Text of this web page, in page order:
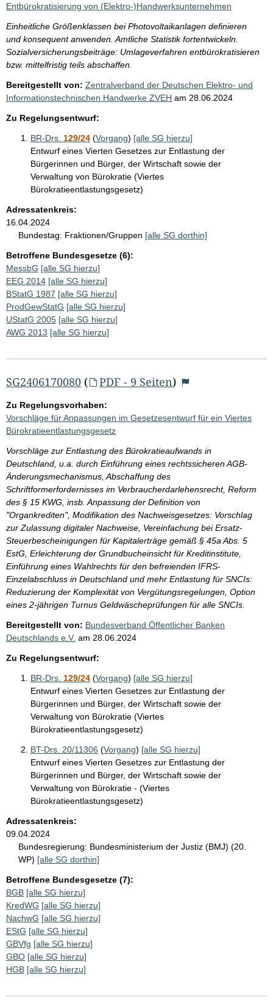
Entbürokratisierung von (Elektro-)Handwerksunternehmen
Einheitliche Größenklassen bei Photovoltaikanlagen definieren
und konsequent anwenden. Amtliche Statistik fortentwickeln.
Sozialversicherungsbeiträge: Umlageverfahren entbürokratisieren
bzw. mittelfristig teils abschaffen.
Bereitgestellt von: Zentralverband der Deutschen Elektro- und
Informationstechnischen Handwerke ZVEH am 28.06.2024
Zu Regelungsentwurf:
BR-Drs. 129/24 (Vorgang) [alle SG hierzu]
Entwurf eines Vierten Gesetzes zur Entlastung der
Bürgerinnen und Bürger, der Wirtschaft sowie der
Verwaltung von Bürokratie (Viertes
Bürokratieentlastungsgesetz)
Adressatenkreis:
16.04.2024
Bundestag: Fraktionen/Gruppen [alle SG dorthin]
Betroffene Bundesgesetze (6):
MessbG [alle SG hierzu]
EEG 2014 [alle SG hierzu]
BStatG 1987 [alle SG hierzu]
ProdGewStatG [alle SG hierzu]
UStatG 2005 [alle SG hierzu]
AWG 2013 [alle SG hierzu]
SG2406170080 ( PDF - 9 Seiten)
Zu Regelungsvorhaben:
Vorschläge für Anpassungen im Gesetzesentwurf für ein Viertes
Bürokratieentlastungsgesetz
Vorschläge zur Entlastung des Bürokratieaufwands in
Deutschland, u.a. durch Einführung eines rechtssicheren AGB-
Änderungsmechanismus, Abschaffung des
Schriftformerfordernisses im Verbraucherdarlehensrecht, Reform
des § 15 KWG, insb. Anpassung der Definition von
"Organkrediten", Modifikation des Nachweisgesetzes: Vorschlag
zur Zulassung digitaler Nachweise, Vereinfachung bei Ersatz-
Steuerbescheinigungen für Kapitalerträge gemäß § 45a Abs. 5
EstG, Erleichterung der Grundbucheinsicht für Kreditinstitute,
Einführung eines Wahlrechts für den befreienden IFRS-
Einzelabschluss in Deutschland und mehr Entlastung für SNCIs:
Reduzierung der Komplexität von Vergütungsregelungen, Option
eines 2-jährigen Turnus Geldwäscheprüfungen für alle SNCIs.
Bereitgestellt von: Bundesverband Öffentlicher Banken
Deutschlands e.V. am 28.06.2024
Zu Regelungsentwurf:
BR-Drs. 129/24 (Vorgang) [alle SG hierzu]
Entwurf eines Vierten Gesetzes zur Entlastung der
Bürgerinnen und Bürger, der Wirtschaft sowie der
Verwaltung von Bürokratie (Viertes
Bürokratieentlastungsgesetz)
BT-Drs. 20/11306 (Vorgang) [alle SG hierzu]
Entwurf eines Vierten Gesetzes zur Entlastung der
Bürgerinnen und Bürger, der Wirtschaft sowie der
Verwaltung von Bürokratie - (Viertes
Bürokratieentlastungsgesetz)
Adressatenkreis:
09.04.2024
Bundesregierung: Bundesministerium der Justiz (BMJ) (20.
WP) [alle SG dorthin]
Betroffene Bundesgesetze (7):
BGB [alle SG hierzu]
KredWG [alle SG hierzu]
NachwG [alle SG hierzu]
EStG [alle SG hierzu]
GBVfg [alle SG hierzu]
GBO [alle SG hierzu]
HGB [alle SG hierzu]